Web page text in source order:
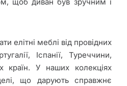
елітні меблі від провідних
Іспанії, Туреччини,
У наших колекціях
що дарують справжнє